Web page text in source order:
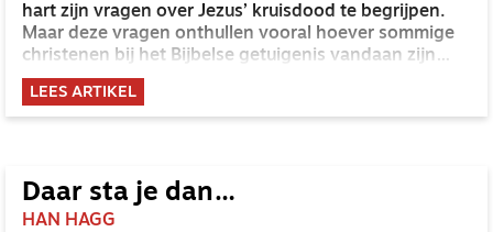
hart zijn vragen over Jezus’ kruisdood te begrijpen.
Maar deze vragen onthullen vooral hoever sommige
christenen bij het Bijbelse getuigenis vandaan zijn
geraakt.’ Matthijs Haak laat zien dat het boek Ezechiël
ons in deze tijd alles te zeggen heeft.
LEES ARTIKEL
Daar sta je dan…
HAN HAGG